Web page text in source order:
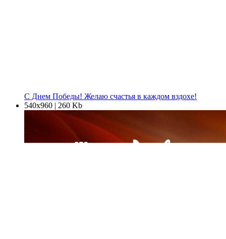
С Днем Победы! Желаю счастья в каждом вздохе!
540х960 | 260 Kb